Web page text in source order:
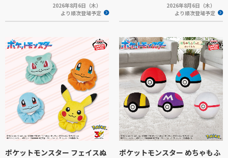
2026年8月6日（木）
より順次登場予定
2026年8月6日（木）
より順次登場予定
ポケットモンスター フェイスぬ
ポケットモンスター めちゃもふ